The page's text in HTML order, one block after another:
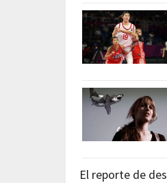
El reporte de